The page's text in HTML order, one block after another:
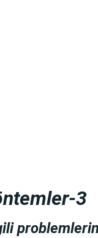
3
problemlerin